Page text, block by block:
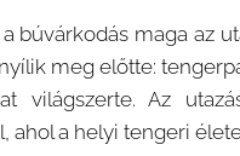
búvárkodás maga az
meg előtte:
világszerte. Az
ahol a helyi tengeri